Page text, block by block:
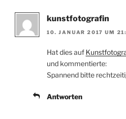
kunstfotografin
10. JANUAR 2017 UM
Hat dies auf
und kommentierte:
Spannend bitte
Antworten